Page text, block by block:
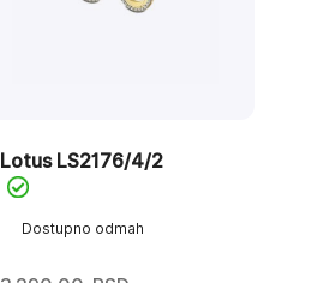
Dostupno odmah
Lotus LS2176/4/2